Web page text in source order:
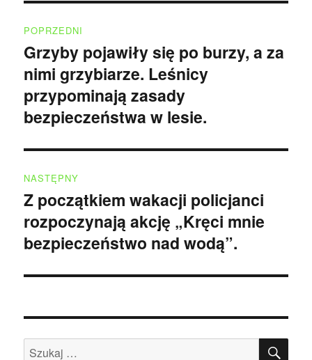
wpisu
POPRZEDNI
Poprzedni
wpis:
Grzyby pojawiły się po burzy, a za
nimi grzybiarze. Leśnicy
przypominają zasady
bezpieczeństwa w lesie.
NASTĘPNY
Następny
wpis:
Z początkiem wakacji policjanci
rozpoczynają akcję „Kręci mnie
bezpieczeństwo nad wodą”.
Szukaj: